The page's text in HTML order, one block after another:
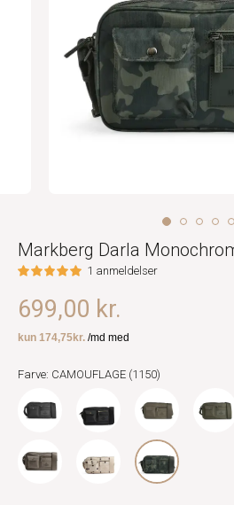
Markberg Darla
1 anmeldelser
699,00 kr.
Farve: CAMOUFLAGE (1150)